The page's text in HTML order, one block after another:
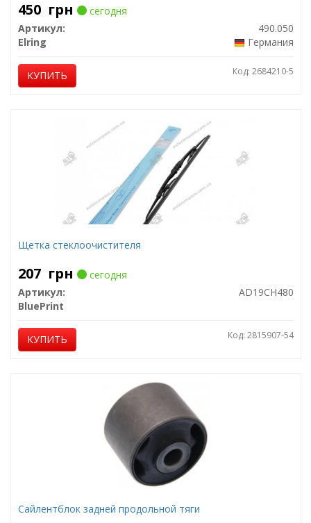
450 грн
сегодня
Артикул:
490.050
Elring
Германия
КУПИТЬ Код: 2684210-5
Щетка стеклоочистителя
207 грн
сегодня
Артикул:
AD19CH480
BluePrint
КУПИТЬ Код: 2815907-54
Сайлентблок задней продольной тяги